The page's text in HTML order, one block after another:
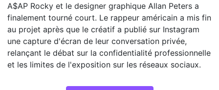
A$AP Rocky et le designer graphique Allan Peters a
finalement tourné court. Le rappeur américain a mis fin
au projet après que le créatif a publié sur Instagram
une capture d'écran de leur conversation privée,
relançant le débat sur la confidentialité professionnelle
et les limites de l'exposition sur les réseaux sociaux.